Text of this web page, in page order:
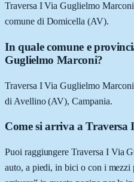
Traversa I Via Guglielmo
comune di Domicella (AV).
In quale comune e
Guglielmo Marconi?
Traversa I Via Guglielmo
di Avellino (AV), Campania.
Come si arriva a
Puoi raggiungere Traversa I Via
auto, a piedi, in bici o con i